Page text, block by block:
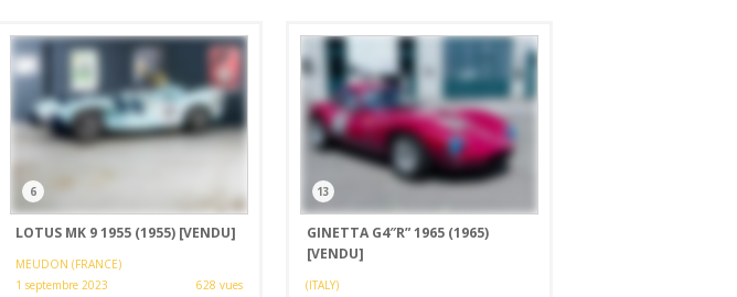
6
LOTUS MK 9 1955 (1955) [VENDU]
MEUDON (FRANCE)
1 septembre 2023
628 vues
13
GINETTA G4″R” 1965 (1965)
[VENDU]
(ITALY)